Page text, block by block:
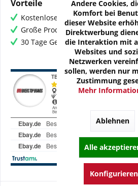
Vorteile
Kostenloser Versand ab € 60,-
Große Produktauswahl mit mehr
30 Tage Geld-Zurück-Garantie
Andere Cookies,
Komfort bei
dieser Website
Direktwerbung
die Interaktion mit
Websites und
Netzwerken
sollen, werden nur
Zustimmung
Mehr
Ablehnen
Alle
Konfigurieren